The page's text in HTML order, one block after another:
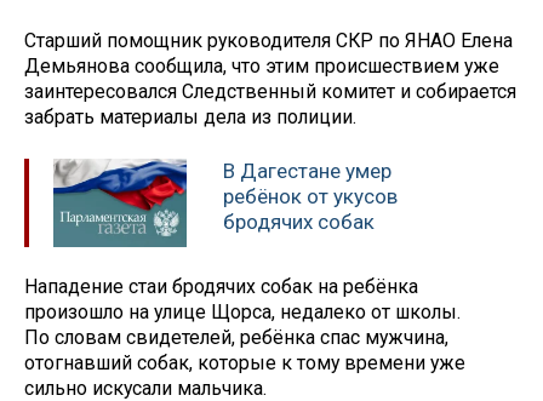
Старший помощник руководителя СКР по ЯНАО Елена
Демьянова сообщила, что этим происшествием уже
заинтересовался Следственный комитет и собирается
забрать материалы дела из полиции.
В Дагестане умер
ребёнок от укусов
бродячих собак
Нападение стаи бродячих собак на ребёнка
произошло на улице Щорса, недалеко от школы.
По словам свидетелей, ребёнка спас мужчина,
отогнавший собак, которые к тому времени уже
сильно искусали мальчика.